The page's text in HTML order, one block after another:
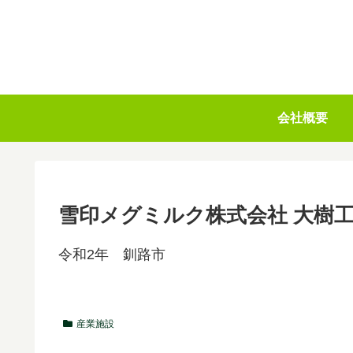
会社概要
雪印メグミルク株式会社 大樹
令和2年 釧路市
産業施設